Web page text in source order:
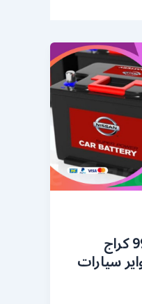
بنشر مبارك الكبير 99007355 كراج
سيارات